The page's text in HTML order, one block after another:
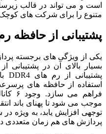
است و می تواند در قالب
متنوع را برای شرکت های کوچک
پشتیبانی از حافظه
بسیار بالای آن در پشتیبانی
استفاده از حافظه های
موجب می شود تا پهنای باند
توجهی افزایش یابد، به ویژه
پردازش های هم زمان متعددی